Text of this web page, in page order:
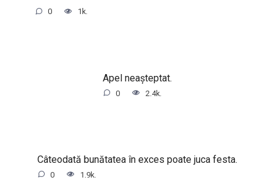
0 1k.
Apel neașteptat.
0 2.4k.
Câteodată bunătatea în exces poate juca festa.
0 1.9k.